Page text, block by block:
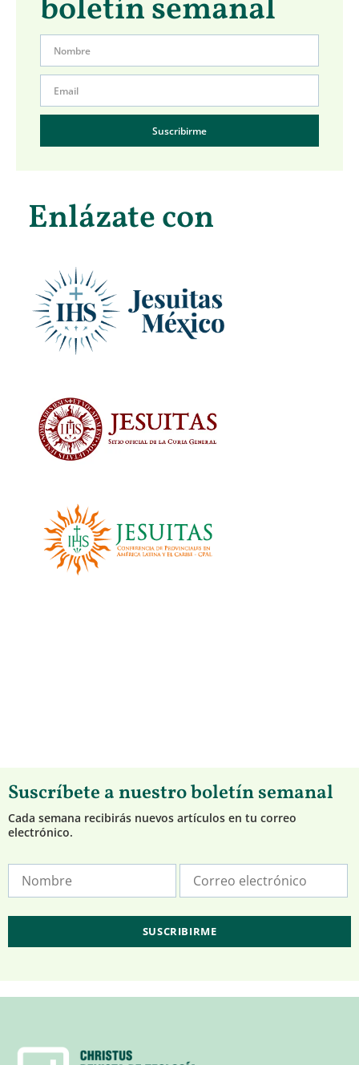
boletín semanal
Suscribirme
Enlázate con
Suscríbete a nuestro boletín semanal
Cada semana recibirás nuevos artículos en tu correo
electrónico.